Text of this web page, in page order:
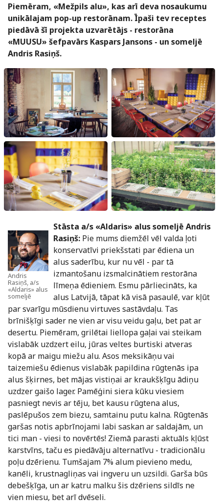
Piemēram, «Mežpils alu», kas arī deva nosaukumu
unikālajam pop-up restorānam. Īpaši tev receptes
piedāvā šī projekta uzvarētājs - restorāna
«MUUSU» šefpavārs Kaspars Jansons - un someljē
Andris Rasiņš.
Andris
Rasiņš, a/s
«Aldaris» alus
someljē
Stāsta a/s «Aldaris» alus someljē Andris
Rasiņš: Pie mums diemžēl vēl valda ļoti
konservatīvi priekšstati par ēdiena un
alus saderību, kur nu vēl - par tā
izmantošanu izsmalcinātiem restorāna
līmeņa ēdieniem. Esmu pārliecināts, ka
alus Latvijā, tāpat kā visā pasaulē, var kļūt
par svarīgu mūsdienu virtuves sastāvdaļu. Tas
brīnišķīgi sader ne vien ar visu veidu gaļu, bet pat ar
desertu. Piemēram, grilētai liellopa gaļai vai steikam
vislabāk uzdzert eilu, jūras veltes burtiski atveras
kopā ar maigu miežu alu. Asos meksikāņu vai
taizemiešu ēdienus vislabāk papildina rūgtenās ipa
alus šķirnes, bet mājas vistiņai ar kraukšķīgu ādiņu
uzdzer gaišo lager. Pamēģini siera kūku viesiem
pasniegt nevis ar tēju, bet kausu rūgtena alus,
paslēpušos zem biezu, samtainu putu kalna. Rūgtenās
garšas notis apbrīnojami labi saskan ar saldajām, un
tici man - viesi to novērtēs! Ziemā parasti aktuāls kļūst
karstvīns, taču es piedāvāju alternatīvu - tradicionālu
poļu dzērienu. Tumšajam 7% alum pievieno medu,
kanēli, krustnagliņas vai ingveru un uzsildi. Garša būs
debešķīga, un ar katru malku šis dzēriens sildīs ne
vien miesu, bet arī dvēseli.